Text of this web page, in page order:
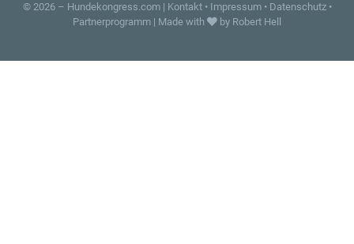
© 2026 – Hundekongress.com| Kontakt• Impressum• Datenschutz•
Partnerprogramm | Made with by Robert Hell